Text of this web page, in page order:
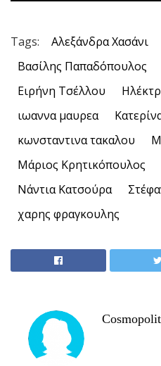
Tags: Αλεξάνδρα Χασάνι
Βασίλης Παπαδόπουλος
Ειρήνη Τσέλλου
ιωαννα μαυρεα
κωνσταντινα τακαλου
Μάριος Κρητικόπουλος
Νάντια Κατσούρα
χαρης φραγκουλης